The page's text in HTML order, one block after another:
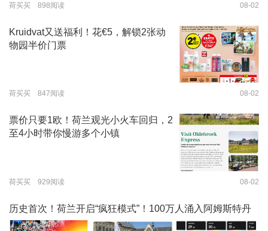
荷买买 898阅读 08-02
Kruidvat又送福利！花€5，解锁2张动
物园半价门票
荷买买 847阅读 08-02
票价只要1欧！荷兰观光小火车回归，2
至4小时带你慢游多个小镇
荷买买 929阅读 08-02
历史首次！荷兰开启“疯狂模式”！100万人涌入阿姆斯特丹